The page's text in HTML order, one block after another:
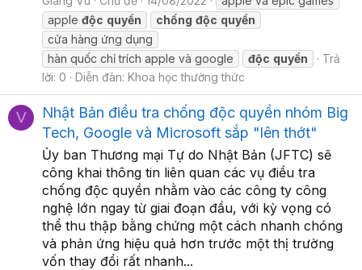
apple độc quyền chống độc quyền
cửa hàng ứng dụng
hàn quốc chỉ trích apple và google
độc quyền
Trả
lời: 0
Diễn đàn: Khoa học thường thức
V
Nhật Bản điều tra chống độc quyền nhóm Big
Tech, Google và Microsoft sắp "lên thớt"
Ủy ban Thương mại Tự do Nhật Bản (JFTC) sẽ
công khai thông tin liên quan các vụ điều tra
chống độc quyền nhằm vào các công ty công
nghệ lớn ngay từ giai đoạn đầu, với kỳ vọng có
thể thu thập bằng chứng một cách nhanh chóng
và phản ứng hiệu quả hơn trước một thị trường
vốn thay đổi rất nhanh...